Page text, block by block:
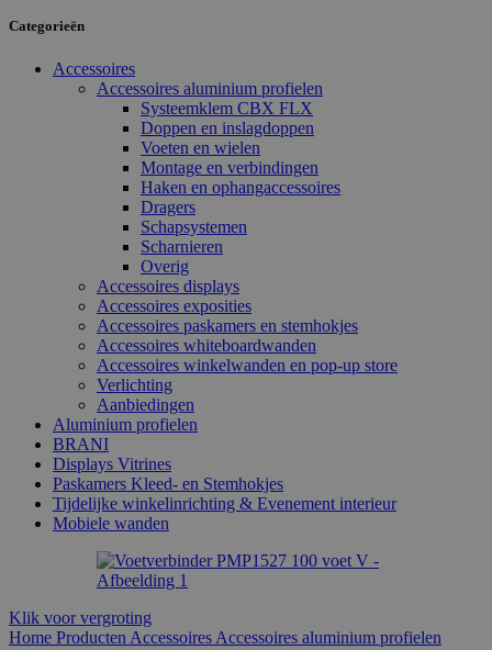
Categorieën
Accessoires
Accessoires aluminium profielen
Systeemklem CBX FLX
Doppen en inslagdoppen
Voeten en wielen
Montage en verbindingen
Haken en ophangaccessoires
Dragers
Schapsystemen
Scharnieren
Overig
Accessoires displays
Accessoires exposities
Accessoires paskamers en stemhokjes
Accessoires whiteboardwanden
Accessoires winkelwanden en pop-up store
Verlichting
Aanbiedingen
Aluminium profielen
BRANI
Displays Vitrines
Paskamers Kleed- en Stemhokjes
Tijdelijke winkelinrichting & Evenement interieur
Mobiele wanden
Klik voor vergroting
Home Producten Accessoires Accessoires aluminium profielen